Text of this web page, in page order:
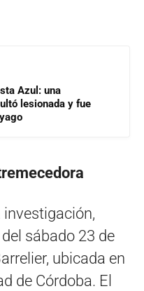
Azul: una
lesionada y fue
investigación,
sábado 23 de
ubicada en
de Córdoba. El